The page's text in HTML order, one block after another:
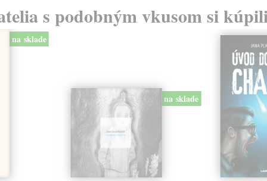
s podobným vkusom si
na sklade
na sklade